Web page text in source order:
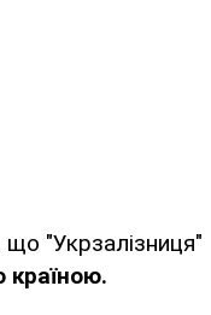
"Укрзалізниця"
країною.